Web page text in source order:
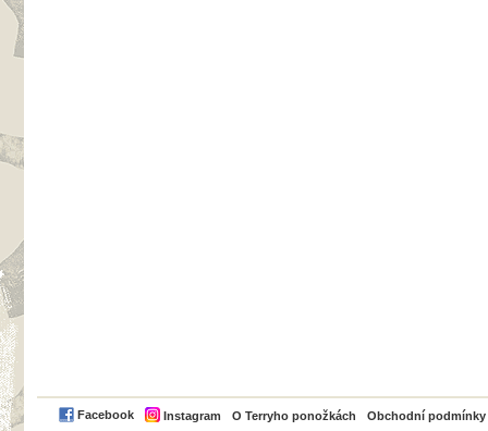
Facebook Instagram O Terryho ponožkách Obchodní podmínky
PayPal